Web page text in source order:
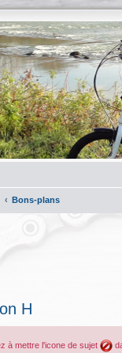
Bons-plans
H
à mettre l'icone de sujet